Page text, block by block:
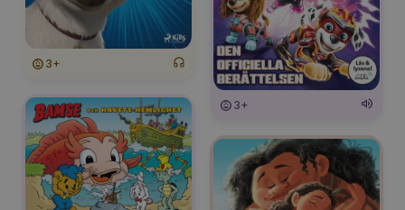
3+
3+